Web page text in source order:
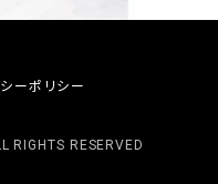
ーポリシー
RIGHTS RESERVED